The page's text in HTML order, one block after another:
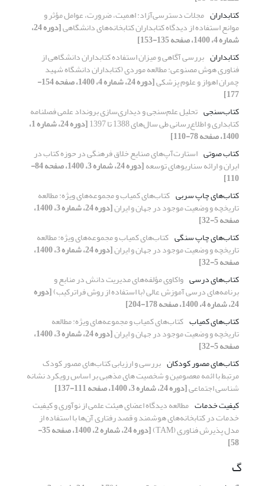
کتابداران مجلات دسترسی‌آزاد: اهمیت، ضرورت، عوامل مؤثر و
موانع استفاده از دیدگاه کتابداران کتابخانه‌های دانشگاهی [دوره 24،
شماره 4، 1400، صفحه 135-153]
کتابداران بررسی آگاهی و میزان استفاده کتابداران دانشگاهی از
فناوری هوش مصنوعی: مطالعه موردی (کتابداران دانشگاه شهید
چمران اهواز و علوم پزشکی [دوره 24، شماره 4، 1400، صفحه 154-
177]
کتاب‌سنجی تحلیل علم‌سنجی و دیداری‌سازی برونداد علمی فصلنامه
کتابداری و اطلاع‌رسانی طی سال‌های 1388 تا 1397 [دوره 24، شماره 1،
1400، صفحه 78-110]
کتاب صوتی استارت‌آپ‌های صنایع خلاق فرهنگی در حوزه کتاب در
ایران و ارائه سناریوهای توسعه [دوره 24، شماره 3، 1400، صفحه 84-
110]
کتاب‌های چاپ سربی کتاب‌های کمیاب و مجموعه‌های ویژه: مطالعه
تاریخچه و وضعیت موجود در جهان و ایران [دوره 24، شماره 3، 1400،
صفحه 5-32]
کتاب‌های چاپ سنگی کتاب‌های کمیاب و مجموعه‌های ویژه: مطالعه
تاریخچه و وضعیت موجود در جهان و ایران [دوره 24، شماره 3، 1400،
صفحه 5-32]
کتاب‌های درسی واکاوی مؤلفه‌های مدیریت دانش در منابع و
برنامه‌های درسی آموزش عالی (با استفاده از روش فراترکیب)[دوره
24، شماره 4، 1400، صفحه 178-204]
کتاب‌های کمیاب کتاب‌های کمیاب و مجموعه‌های ویژه: مطالعه
تاریخچه و وضعیت موجود در جهان و ایران [دوره 24، شماره 3، 1400،
صفحه 5-32]
کتاب‌های مصور کودکان بررسی و ارزیابی کتاب‌های مصور کودک
مرتبط با ائمه معصومین و شخصیت های مذهبی بر اساس رویکرد نشانه
شناسی اجتماعی[دوره 24، شماره 3، 1400، صفحه 111-137]
کیفیت خدمات مطالعه دیدگاه اعضای هیئت علمی از نوآوری و کیفیت
خدمات در کتابخانه‌های هوشمند و قصد رفتاری آن‌ها با استفاده از
مدل پذیرش فناوری (TAM) [دوره 24، شماره 2، 1400، صفحه 35-
58]
گ